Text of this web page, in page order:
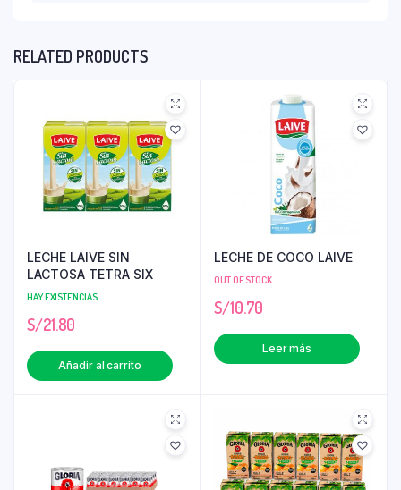
RELATED PRODUCTS
LECHE LAIVE SIN
LACTOSA TETRA SIX
HAY EXISTENCIAS
S/21.80
Añadir al carrito
LECHE DE COCO LAIVE
OUT OF STOCK
S/10.70
Leer más